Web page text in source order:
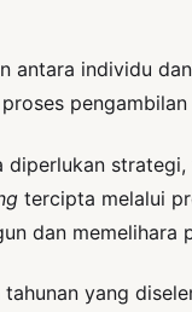
antara individu
pengambilan
diperlukan
tercipta melalui
dan
yang